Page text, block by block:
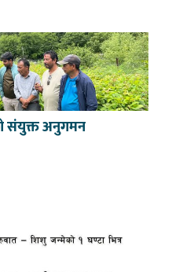
संयुक्त अनुगमन